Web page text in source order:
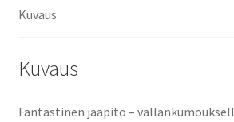
Kuvaus
Kuvaus
Fantastinen jääpito –